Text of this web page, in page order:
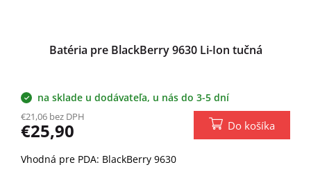
Batéria pre BlackBerry 9630 Li-Ion tučná
na sklade u dodávateľa, u nás do 3-5 dní
€21,06 bez DPH
€25,90 Do košíka
Vhodná pre PDA: BlackBerry 9630